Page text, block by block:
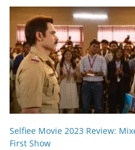
Selfiee Movie 2023 Review:
First Show